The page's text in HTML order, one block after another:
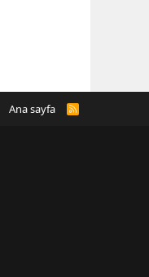
Ana sayfa
R